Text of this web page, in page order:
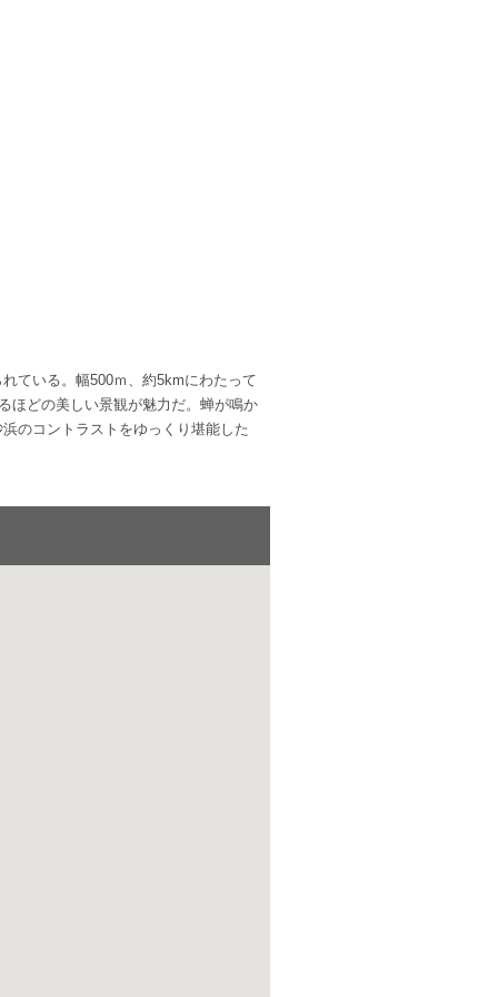
ている。幅500ｍ、約5kmにわたって
ほどの美しい景観が魅力だ。蝉が鳴か
のコントラストをゆっくり堪能した